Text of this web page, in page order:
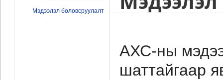
Мэдээлэл боловсруулалт
АХС-ны
шаттайгаар